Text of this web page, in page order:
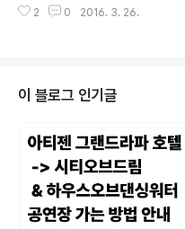
서류를 작성하기 위해서는 자신이 여
이 리버시티와 연결된 것처럼.. ) 오늘
기가 귀찮은데 한끼 해결하고 싶으신
이용하셔도 될것 같아서 알려 드립니
는 카드를 구입해서 그 카드를 충전
다. 그리고 남은 금액은 카드를 안내데
환불해 주는 방식으로 운영되는데요.
쿠폰을 구입하는 것이었습니다...
2 0 2016. 3. 26.
이 블로그 인기글